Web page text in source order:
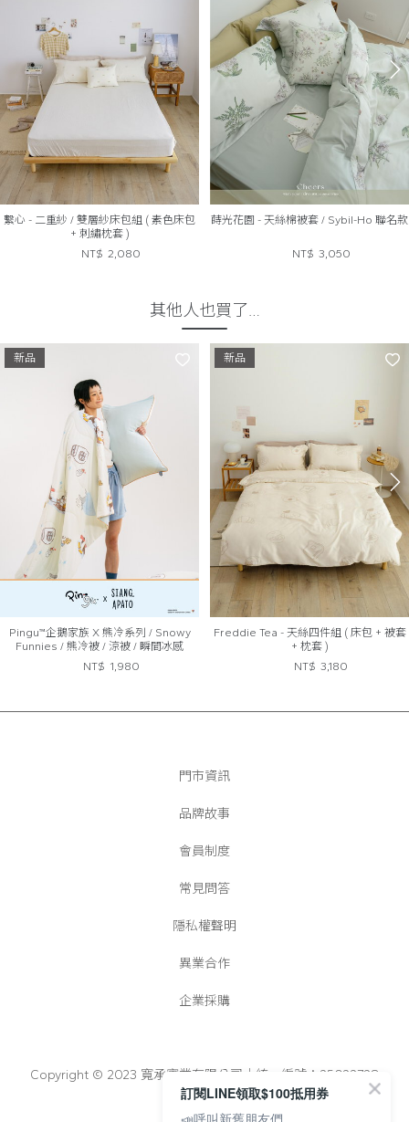
繫心 - 二重紗 / 雙層紗床包組 ( 素色床包
+ 刺繡枕套 )
NT$ 2,080
蒔光花園 - 天絲棉被套 / Sybil-Ho 聯名款
NT$ 3,050
其他人也買了…
新品
Pingu™企鵝家族 X 熊冷系列 / Snowy
Funnies / 熊冷被 / 涼被 / 瞬間冰感
Extreme Cool
NT$ 1,980
新品
Freddie Tea - 天絲四件組 ( 床包 + 被套
+ 枕套 )
NT$ 3,180
門市資訊
品牌故事
會員制度
常見問答
隱私權聲明
異業合作
企業採購
Copyright © 2023 寬承實業有限公司│統一編號：25022728
訂閱LINE領取$100抵用券
📣呼叫新舊朋友們